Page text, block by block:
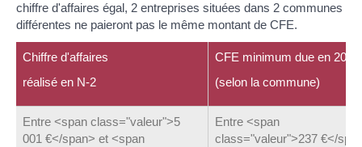
chiffre d'affaires égal, 2 entreprises situées dans 2 communes
différentes ne paieront pas le même montant de CFE.
Chiffre d'affaires
réalisé en N-2
CFE minimum due en 2023
(selon la commune)
Entre <span class="valeur">5
001 €</span> et <span
Entre <span
class="valeur">237 €</